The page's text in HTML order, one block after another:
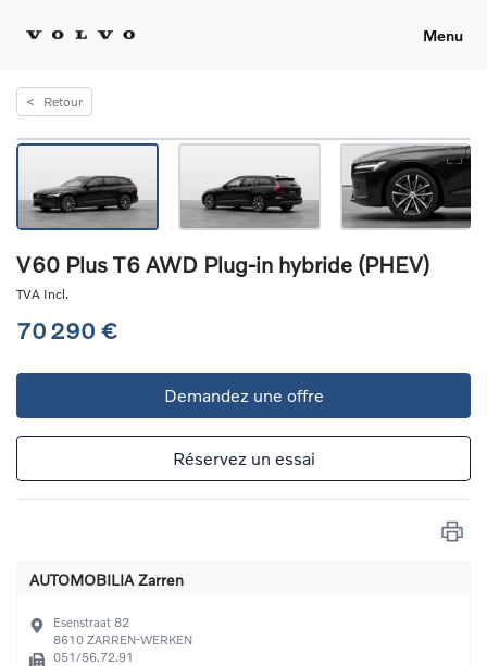
Menu
< Retour
V60 Plus T6 AWD Plug-in hybride (PHEV)
TVA Incl.
70 290 €
Demandez une offre
Réservez un essai
AUTOMOBILIA Zarren
Esenstraat 82
8610 ZARREN-WERKEN
051/56.72.91